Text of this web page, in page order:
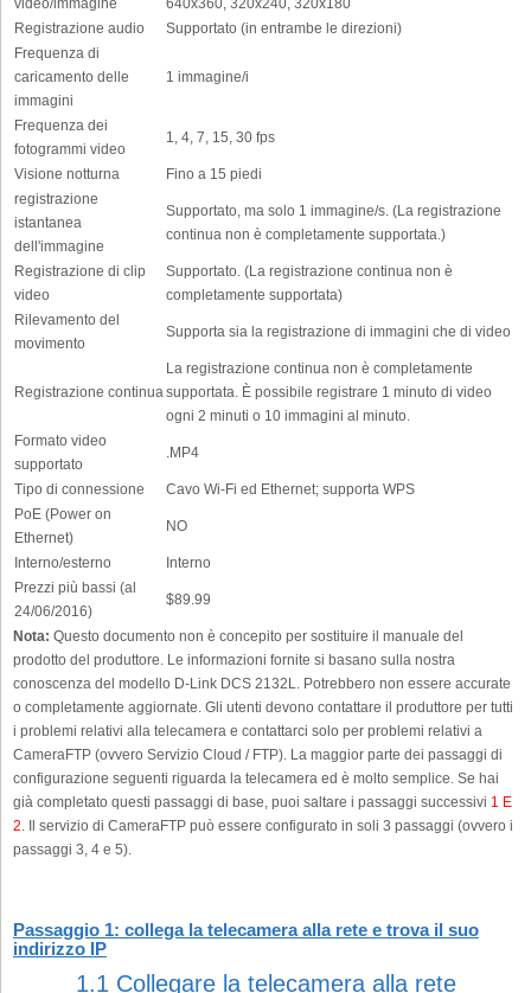
video/immagine
640x360, 320x240, 320x180
Registrazione audio
Supportato (in entrambe le direzioni)
Frequenza di
caricamento delle
immagini
1 immagine/i
Frequenza dei
fotogrammi video
1, 4, 7, 15, 30 fps
Visione notturna
Fino a 15 piedi
registrazione
istantanea
dell'immagine
Supportato, ma solo 1 immagine/s. (La registrazione
continua non è completamente supportata.)
Registrazione di clip
video
Supportato. (La registrazione continua non è
completamente supportata)
Rilevamento del
movimento
Supporta sia la registrazione di immagini che di video
Registrazione continua
La registrazione continua non è completamente
supportata. È possibile registrare 1 minuto di video
ogni 2 minuti o 10 immagini al minuto.
Formato video
supportato
.MP4
Tipo di connessione
Cavo Wi-Fi ed Ethernet; supporta WPS
PoE (Power on
Ethernet)
NO
Interno/esterno
Interno
Prezzi più bassi (al
24/06/2016)
$89.99
Nota: Questo documento non è concepito per sostituire il manuale del
prodotto del produttore. Le informazioni fornite si basano sulla nostra
conoscenza del modello D-Link DCS 2132L. Potrebbero non essere accurate
o completamente aggiornate. Gli utenti devono contattare il produttore per tutti
i problemi relativi alla telecamera e contattarci solo per problemi relativi a
CameraFTP (ovvero Servizio Cloud / FTP). La maggior parte dei passaggi di
configurazione seguenti riguarda la telecamera ed è molto semplice. Se hai
già completato questi passaggi di base, puoi saltare i passaggi successivi 1 E
2. Il servizio di CameraFTP può essere configurato in soli 3 passaggi (ovvero i
passaggi 3, 4 e 5).
Passaggio 1: collega la telecamera alla rete e trova il suo
indirizzo IP
1.1 Collegare la telecamera alla rete